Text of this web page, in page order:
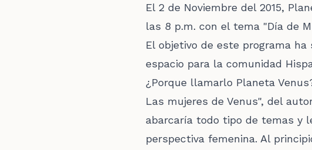
El 2 de Noviembre del 2015,
las 8 p.m. con el tema "Día de
El objetivo de este programa
espacio para la comunidad
¿Porque llamarlo Planeta
Las mujeres de Venus", del
abarcaría todo tipo de temas y
perspectiva femenina. Al